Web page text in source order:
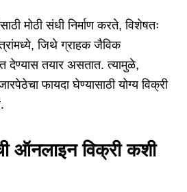
मोठी संधी निर्माण करते, विशेषतः
जिथे ग्राहक जैविक
देण्यास तयार असतात. त्यामुळे,
फायदा घेण्यासाठी योग्य विक्री
ऑनलाइन विक्री कशी